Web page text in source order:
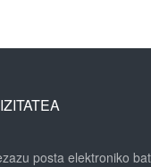
posta elektroniko bat